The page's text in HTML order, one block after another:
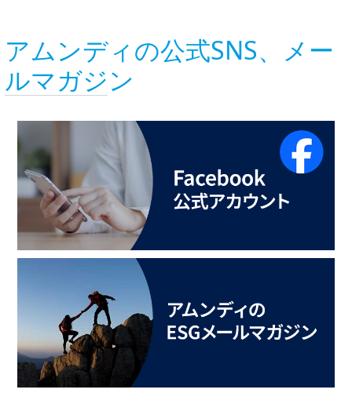
アムンディの公式SNS、メー
ルマガジン